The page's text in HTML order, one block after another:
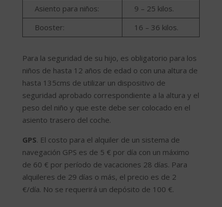
Asiento para niños:
9 – 25 kilos.
Booster:
16 – 36 kilos.
Para la seguridad de su hijo, es obligatorio para los
niños de hasta 12 años de edad o con una altura de
hasta 135cms de utilizar un dispositivo de
seguridad aprobado correspondiente a la altura y el
peso del niño y que este debe ser colocado en el
asiento trasero del coche.
GPS. El costo para el alquiler de un sistema de
navegación GPS es de 5 € por día con un máximo
de 60 € por período de vacaciones 28 días. Para
alquileres de 29 días o más, el precio es de 2
€/día. No se requerirá un depósito de 100 €.